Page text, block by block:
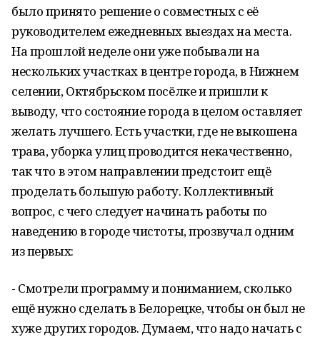
было принято решение о совместных с её
руководителем ежедневных выездах на места.
На прошлой неделе они уже побывали на
нескольких участках в центре города, в Нижнем
селении, Октябрьском посёлке и пришли к
выводу, что состояние города в целом оставляет
желать лучшего. Есть участки, где не выкошена
трава, уборка улиц проводится некачественно,
так что в этом направлении предстоит ещё
проделать большую работу. Коллективный
вопрос, с чего следует начинать работы по
наведению в городе чистоты, прозвучал одним
из первых:
- Смотрели программу и пониманием, сколько
ещё нужно сделать в Белорецке, чтобы он был не
хуже других городов. Думаем, что надо начать с